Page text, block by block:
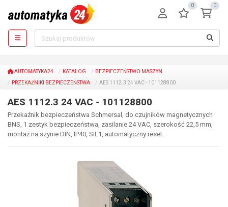
0 0
AUTOMATYKA24 KATALOG
BEZPIECZEŃSTWO MASZYN
PRZEKAŹNIKI BEZPIECZEŃSTWA
AES 1112.3 24 VAC - 101128800
AES 1112.3 24 VAC - 101128800
Przekaźnik bezpieczeństwa Schmersal, do czujników magnetycznych
BNS, 1 zestyk bezpieczeństwa, zasilanie 24 VAC, szerokość 22,5 mm,
montaż na szynie DIN, IP40, SIL1, automatyczny reset.